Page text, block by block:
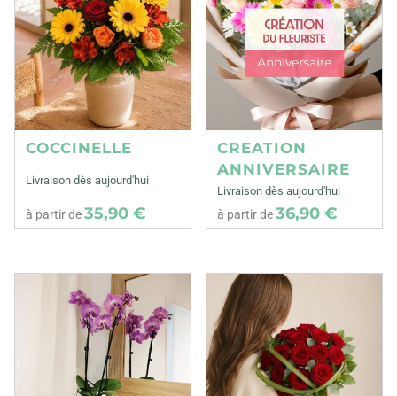
COCCINELLE
Livraison dès aujourd'hui
à partir de35,90 €
CREATION
ANNIVERSAIRE
Livraison dès aujourd'hui
à partir de36,90 €